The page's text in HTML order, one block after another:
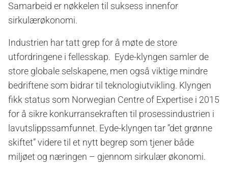
Samarbeid er nøkkelen til suksess innenfor
sirkulærøkonomi.
Industrien har tatt grep for å møte de store
utfordringene i fellesskap. Eyde-klyngen samler de
store globale selskapene, men også viktige mindre
bedriftene som bidrar til teknologiutvikling. Klyngen
fikk status som Norwegian Centre of Expertise i 2015
for å sikre konkurransekraften til prosessindustrien i
lavutslippssamfunnet. Eyde-klyngen tar ”det grønne
skiftet” videre til et nytt begrep som tjener både
miljøet og næringen – gjennom sirkulær økonomi.